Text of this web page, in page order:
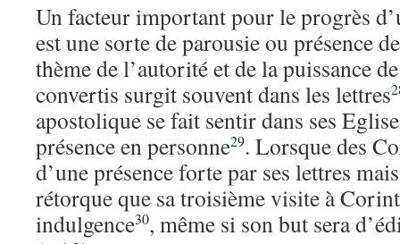
Un facteur important pour le progrès
est une sorte de parousie ou présence
thème de l’autorité et de la puissance
convertis surgit souvent dans les lettres
apostolique se fait sentir dans ses
présence en personne29. Lorsque des
d’une présence forte par ses lettres
rétorque que sa troisième visite à
indulgence30, même si son but sera